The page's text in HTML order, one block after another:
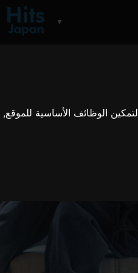
لتمكين الوظائف الأساسية للموقع,
▼